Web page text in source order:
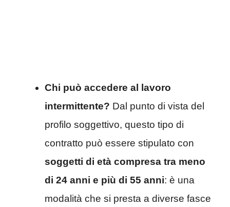
Chi può accedere al lavoro
intermittente? Dal punto di vista del
profilo soggettivo, questo tipo di
contratto può essere stipulato con
soggetti di età compresa tra meno
di 24 anni e più di 55 anni: è una
modalità che si presta a diverse fasce